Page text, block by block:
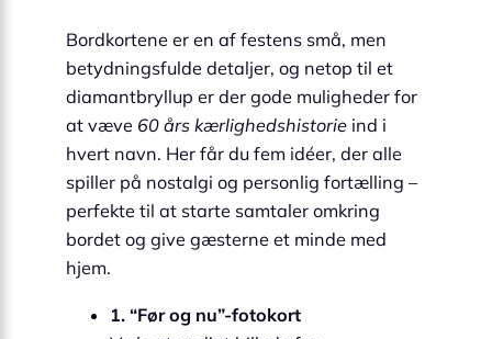
Bordkortene er en af festens små, men
betydningsfulde detaljer, og netop til et
diamantbryllup er der gode muligheder for
at væve 60 års kærlighedshistorie ind i
hvert navn. Her får du fem idéer, der alle
spiller på nostalgi og personlig fortælling –
perfekte til at starte samtaler omkring
bordet og give gæsterne et minde med
hjem.
1. “Før og nu”-fotokort